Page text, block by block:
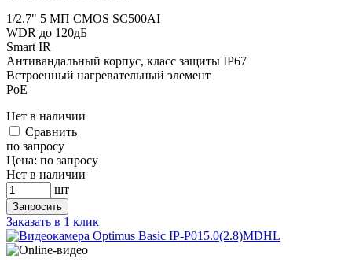
1/2.7" 5 МП CMOS SC500AI
WDR до 120дБ
Smart IR
Антивандальный корпус, класс защиты IР67
Встроенный нагревательный элемент
PoE
Нет в наличии
Cравнить
по запросу
Цена: по запросу
Нет в наличии
шт
Запросить
Заказать в 1 клик